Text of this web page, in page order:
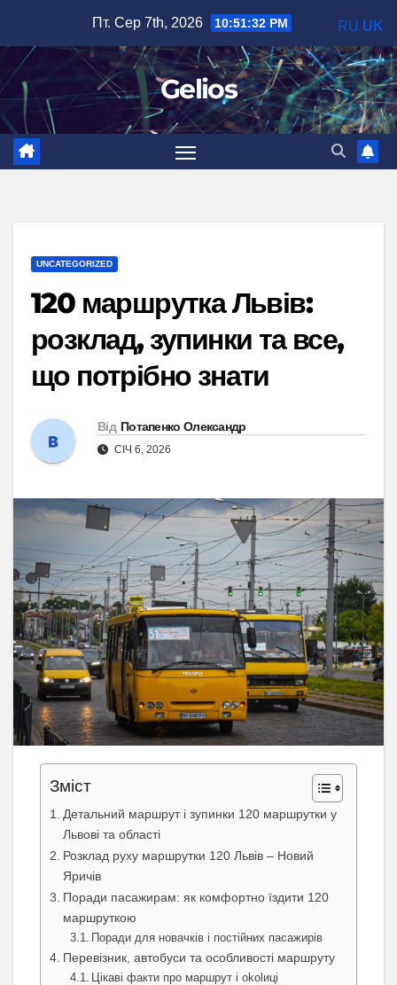
вмісту
Пт. Сер 7th, 2026 10:51:33 PM
Gelios
UNCATEGORIZED
120 маршрутка Львів:
розклад, зупинки та все,
що потрібно знати
Від Потапенко Олександр
СІЧ 6, 2026
Зміст
Детальний маршрут і зупинки 120 маршрутки у
Львові та області
Розклад руху маршрутки 120 Львів – Новий
Яричів
Поради пасажирам: як комфортно їздити 120
маршруткою
Поради для новачків і постійних пасажирів
Перевізник, автобуси та особливості маршруту
Цікаві факти про маршрут і okolиці
RU UK